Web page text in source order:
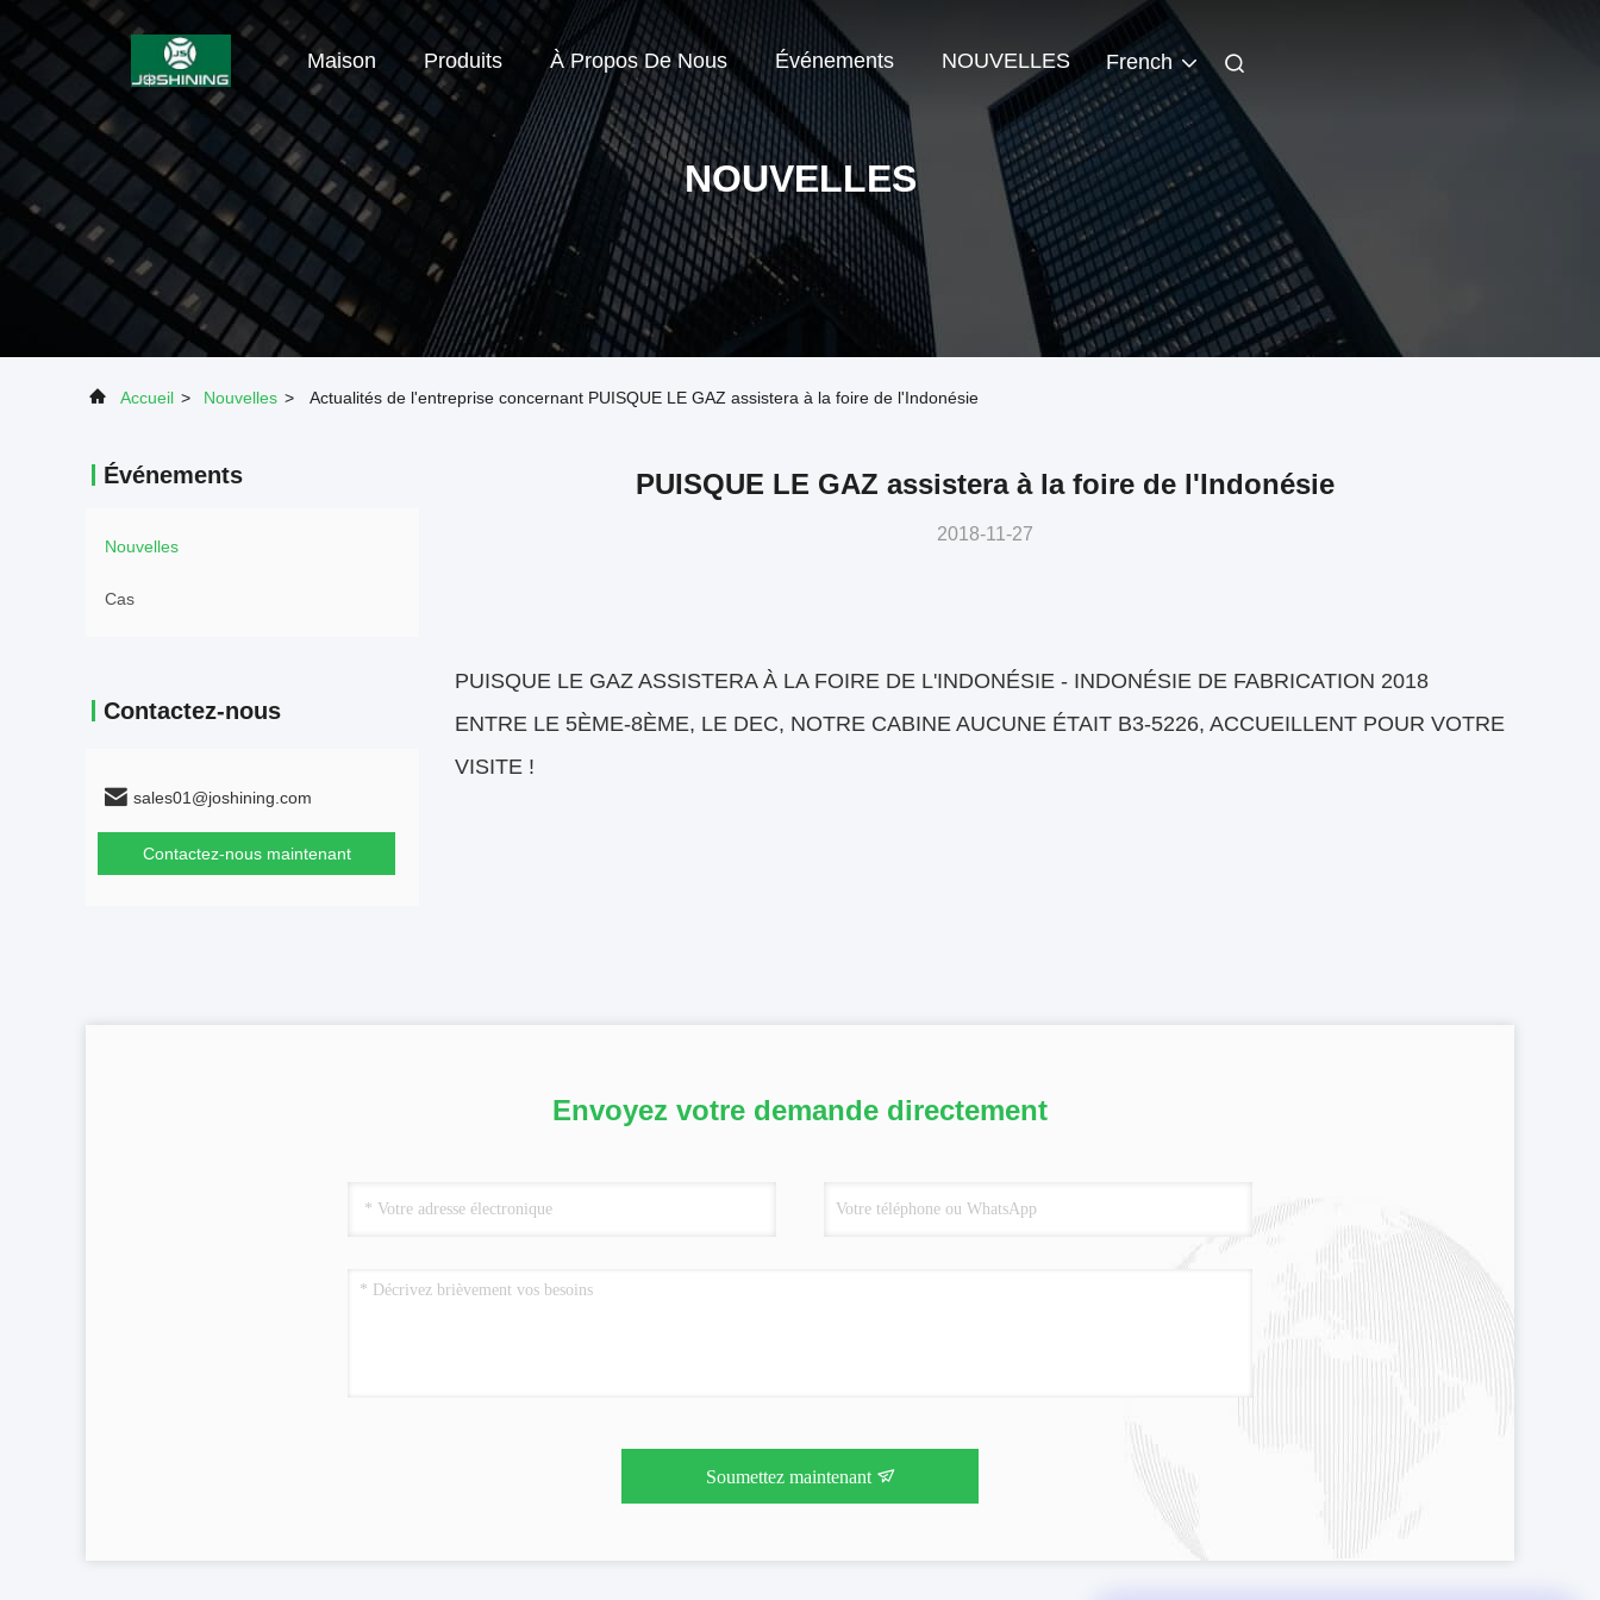
Maison Produits À Propos De Nous Événements NOUVELLES French
NOUVELLES
Accueil > Nouvelles > Actualités de l'entreprise concernant PUISQUE LE GAZ assistera à la foire de l'Indonésie
Événements
Nouvelles
Cas
Contactez-nous
sales01@joshining.com
Contactez-nous maintenant
PUISQUE LE GAZ assistera à la foire de l'Indonésie
2018-11-27
PUISQUE LE GAZ ASSISTERA À LA FOIRE DE L'INDONÉSIE - INDONÉSIE DE FABRICATION 2018
ENTRE LE 5ÈME-8ÈME, LE DEC, NOTRE CABINE AUCUNE ÉTAIT B3-5226, ACCUEILLENT POUR VOTRE
VISITE !
Envoyez votre demande directement
Soumettez maintenant